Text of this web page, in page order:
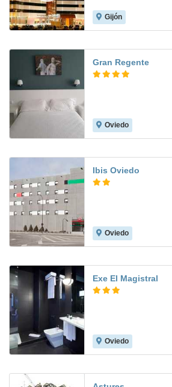
Gijón
Gran Regente
Oviedo
Ibis Oviedo
Oviedo
Exe El Magistral
Oviedo